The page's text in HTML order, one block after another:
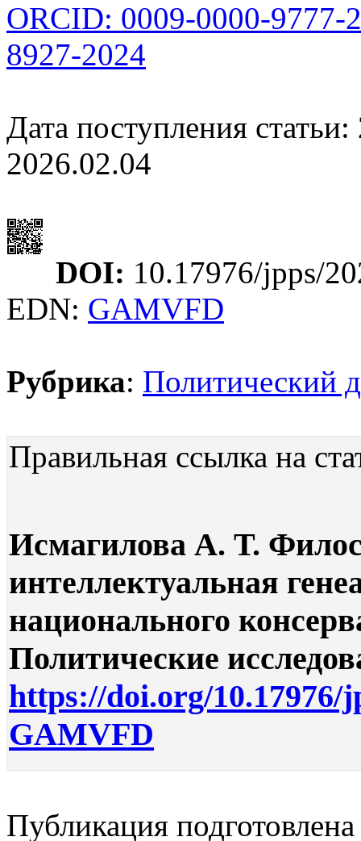
ORCID: 0009-0000-9777-
8927-2024
Дата поступления
2026.02.04
DOI: 10.17976/jpps/
EDN: GAMVFD
Рубрика: Политический
Правильная ссылка на
Исмагилова А. Т.
интеллектуальная
национального
Политические
https://doi.org/10.17976/
GAMVFD
Публикация